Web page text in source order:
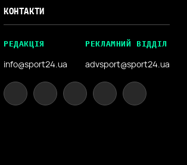
КОНТАКТИ
РЕДАКЦІЯ
info@sport24.ua
РЕКЛАМНИЙ ВІДДІЛ
advsport@sport24.ua